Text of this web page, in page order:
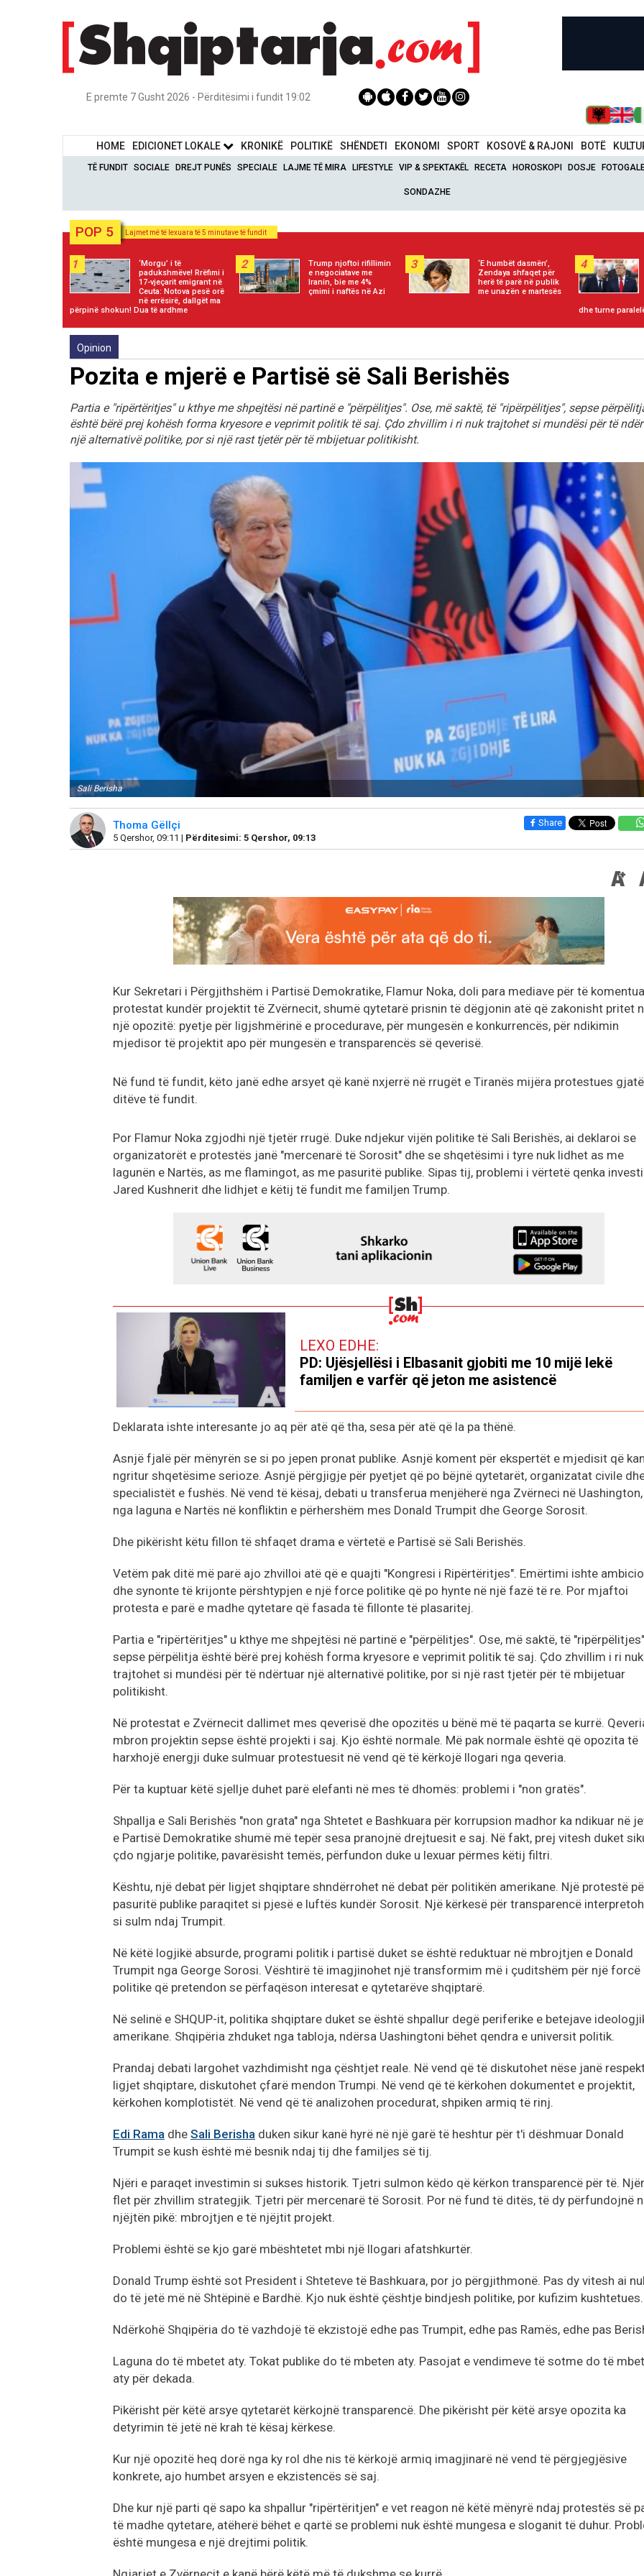
E premte 7 Gusht 2026 - Përditësimi i fundit 19:02
HOME EDICIONET LOKALE KRONIKË POLITIKË SHËNDETI EKONOMI SPORT KOSOVË & RAJONI BOTË
TË FUNDIT SOCIALE DREJT PUNËS SPECIALE LAJME TË MIRA LIFESTYLE VIP & SPEKTAKËL RECETA HOROSKOPI DOSJE
SONDAZHE
POP 5 Lajmet më të lexuara të 5 minutave të fundit
1
‘Morgu’ i të
padukshmëve! Rrëfimi i
17-vjeçarit emigrant në
Ceuta: Notova pesë orë
në errësirë, dallgët ma
përpinë shokun! Dua të ardhme
2
Trump njoftoi rifillimin
e negociatave me
Iranin, bie me 4%
çmimi i naftës në Azi
3
‘E humbët dasmën’,
Zendaya shfaqet për
herë të parë në publik
me unazën e martesës
4
dhe turne
Opinion
Pozita e mjerë e Partisë së Sali Berishës
Partia e "ripërtëritjes" u kthye me shpejtësi në partinë e "përpëlitjes". Ose, më saktë, të "ripërpëlitjes", sepse
është bërë prej kohësh forma kryesore e veprimit politik të saj. Çdo zhvillim i ri nuk trajtohet si mundësi për të
një alternativë politike, por si një rast tjetër për të mbijetuar politikisht.
Sali Berisha
Thoma Gëllçi
5 Qershor, 09:11 | Përditesimi: 5 Qershor, 09:13
Share
Kur Sekretari i Përgjithshëm i Partisë Demokratike, Flamur Noka, doli para mediave për të
protestat kundër projektit të Zvërnecit, shumë qytetarë prisnin të dëgjonin atë që zakonisht pritet
një opozitë: pyetje për ligjshmërinë e procedurave, për mungesën e konkurrencës, për ndikimin
mjedisor të projektit apo për mungesën e transparencës së qeverisë.
Në fund të fundit, këto janë edhe arsyet që kanë nxjerrë në rrugët e Tiranës mijëra protestues gjatë
ditëve të fundit.
Por Flamur Noka zgjodhi një tjetër rrugë. Duke ndjekur vijën politike të Sali Berishës, ai deklaroi se
organizatorët e protestës janë "mercenarë të Sorosit" dhe se shqetësimi i tyre nuk lidhet as me
lagunën e Nartës, as me flamingot, as me pasuritë publike. Sipas tij, problemi i vërtetë qenka
Jared Kushnerit dhe lidhjet e këtij të fundit me familjen Trump.
LEXO EDHE:
PD: Ujësjellësi i Elbasanit gjobiti me 10 mijë lekë
familjen e varfër që jeton me asistencë
Deklarata ishte interesante jo aq për atë që tha, sesa për atë që la pa thënë.
Asnjë fjalë për mënyrën se si po jepen pronat publike. Asnjë koment për ekspertët e mjedisit që
ngritur shqetësime serioze. Asnjë përgjigje për pyetjet që po bëjnë qytetarët, organizatat civile
specialistët e fushës. Në vend të kësaj, debati u transferua menjëherë nga Zvërneci në Uashington,
nga laguna e Nartës në konfliktin e përhershëm mes Donald Trumpit dhe George Sorosit.
Dhe pikërisht këtu fillon të shfaqet drama e vërtetë e Partisë së Sali Berishës.
Vetëm pak ditë më parë ajo zhvilloi atë që e quajti "Kongresi i Ripërtëritjes". Emërtimi ishte
dhe synonte të krijonte përshtypjen e një force politike që po hynte në një fazë të re. Por mjaftoi
protesta e parë e madhe qytetare që fasada të fillonte të plasaritej.
Partia e "ripërtëritjes" u kthye me shpejtësi në partinë e "përpëlitjes". Ose, më saktë, të
sepse përpëlitja është bërë prej kohësh forma kryesore e veprimit politik të saj. Çdo zhvillim i ri nuk
trajtohet si mundësi për të ndërtuar një alternativë politike, por si një rast tjetër për të mbijetuar
politikisht.
Në protestat e Zvërnecit dallimet mes qeverisë dhe opozitës u bënë më të paqarta se kurrë.
mbron projektin sepse është projekti i saj. Kjo është normale. Më pak normale është që opozita të
harxhojë energji duke sulmuar protestuesit në vend që të kërkojë llogari nga qeveria.
Për ta kuptuar këtë sjellje duhet parë elefanti në mes të dhomës: problemi i "non gratës".
Shpallja e Sali Berishës "non grata" nga Shtetet e Bashkuara për korrupsion madhor ka ndikuar në
e Partisë Demokratike shumë më tepër sesa pranojnë drejtuesit e saj. Në fakt, prej vitesh duket
çdo ngjarje politike, pavarësisht temës, përfundon duke u lexuar përmes këtij filtri.
Kështu, një debat për ligjet shqiptare shndërrohet në debat për politikën amerikane. Një protestë
pasuritë publike paraqitet si pjesë e luftës kundër Sorosit. Një kërkesë për transparencë
si sulm ndaj Trumpit.
Në këtë logjikë absurde, programi politik i partisë duket se është reduktuar në mbrojtjen e Donald
Trumpit nga George Sorosi. Vështirë të imagjinohet një transformim më i çuditshëm për një forcë
politike që pretendon se përfaqëson interesat e qytetarëve shqiptarë.
Në selinë e SHQUP-it, politika shqiptare duket se është shpallur degë periferike e betejave
amerikane. Shqipëria zhduket nga tabloja, ndërsa Uashingtoni bëhet qendra e universit politik.
Prandaj debati largohet vazhdimisht nga çështjet reale. Në vend që të diskutohet nëse janë
ligjet shqiptare, diskutohet çfarë mendon Trumpi. Në vend që të kërkohen dokumentet e projektit,
kërkohen komplotistët. Në vend që të analizohen procedurat, shpiken armiq të rinj.
Edi Rama dhe Sali Berisha duken sikur kanë hyrë në një garë të heshtur për t'i dëshmuar Donald
Trumpit se kush është më besnik ndaj tij dhe familjes së tij.
Njëri e paraqet investimin si sukses historik. Tjetri sulmon këdo që kërkon transparencë për të.
flet për zhvillim strategjik. Tjetri për mercenarë të Sorosit. Por në fund të ditës, të dy përfundojnë
njëjtën pikë: mbrojtjen e të njëjtit projekt.
Problemi është se kjo garë mbështetet mbi një llogari afatshkurtër.
Donald Trump është sot President i Shteteve të Bashkuara, por jo përgjithmonë. Pas dy vitesh ai
do të jetë më në Shtëpinë e Bardhë. Kjo nuk është çështje bindjesh politike, por kufizim kushtetues.
Ndërkohë Shqipëria do të vazhdojë të ekzistojë edhe pas Trumpit, edhe pas Ramës, edhe pas
Laguna do të mbetet aty. Tokat publike do të mbeten aty. Pasojat e vendimeve të sotme do të
aty për dekada.
Pikërisht për këtë arsye qytetarët kërkojnë transparencë. Dhe pikërisht për këtë arsye opozita ka
detyrimin të jetë në krah të kësaj kërkese.
Kur një opozitë heq dorë nga ky rol dhe nis të kërkojë armiq imagjinarë në vend të përgjegjësive
konkrete, ajo humbet arsyen e ekzistencës së saj.
Dhe kur një parti që sapo ka shpallur "ripërtëritjen" e vet reagon në këtë mënyrë ndaj protestës së
të madhe qytetare, atëherë bëhet e qartë se problemi nuk është mungesa e sloganit të duhur.
është mungesa e një drejtimi politik.